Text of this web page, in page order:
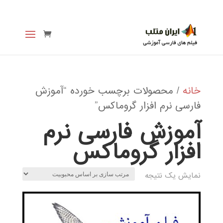
خانه / محصولات برچسب خورده “آموزش
فارسی نرم افزار گروماکس”
آموزش فارسی نرم
افزار گروماکس
نمایش یک نتیجه